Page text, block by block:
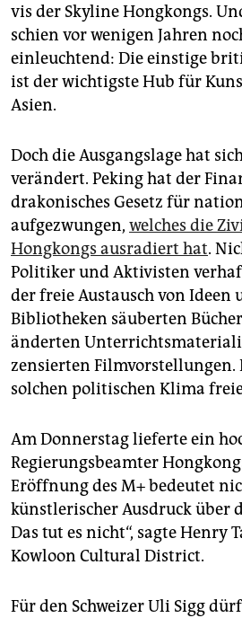
vis der Skyline Hongkongs.
schien vor wenigen Jahren
einleuchtend: Die einstige
ist der wichtigste Hub für
Asien.
Doch die Ausgangslage hat
verändert. Peking hat der
drakonisches Gesetz für
aufgezwungen, welches die
Hongkongs ausradiert hat.
Politiker und Aktivisten
der freie Austausch von Ideen
Bibliotheken säuberten
änderten
zensierten Filmvorstellungen.
solchen politischen Klima
Am Donnerstag lieferte ein
Regierungsbeamter
Eröffnung des M+ bedeutet
künstlerischer Ausdruck über
Das tut es nicht“, sagte Henry
Kowloon Cultural District.
Für den Schweizer Uli Sigg